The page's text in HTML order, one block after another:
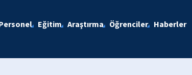
Eğitim Araştırma Öğrenciler Haberler